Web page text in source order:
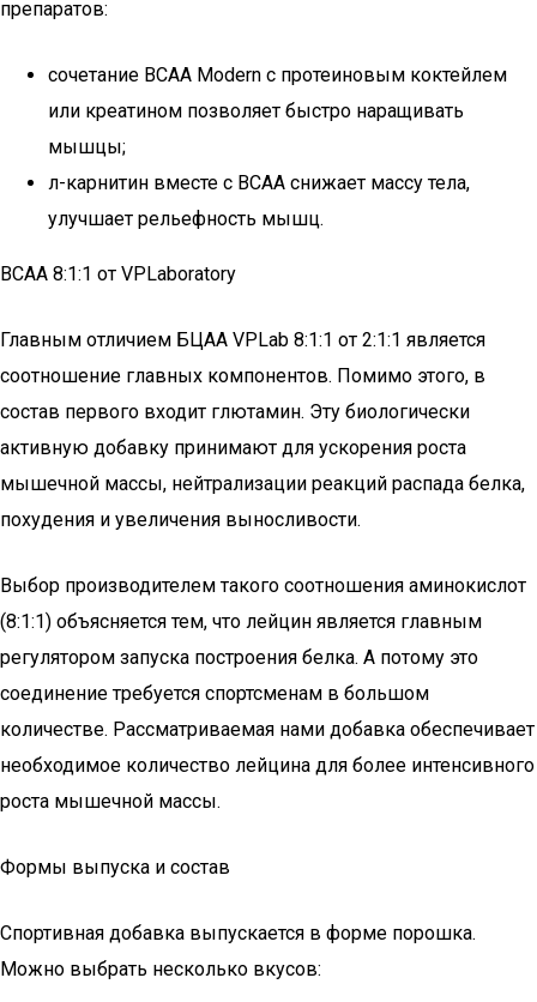
препаратов:
сочетание BCAA Мodern с протеиновым коктейлем
или креатином позволяет быстро наращивать
мышцы;
л-карнитин вместе с BCAA снижает массу тела,
улучшает рельефность мышц.
BCAA 8:1:1 от VPLaboratory
Главным отличием БЦАА VPLab 8:1:1 от 2:1:1 является
соотношение главных компонентов. Помимо этого, в
состав первого входит глютамин. Эту биологически
активную добавку принимают для ускорения роста
мышечной массы, нейтрализации реакций распада белка,
похудения и увеличения выносливости.
Выбор производителем такого соотношения аминокислот
(8:1:1) объясняется тем, что лейцин является главным
регулятором запуска построения белка. А потому это
соединение требуется спортсменам в большом
количестве. Рассматриваемая нами добавка обеспечивает
необходимое количество лейцина для более интенсивного
роста мышечной массы.
Формы выпуска и состав
Спортивная добавка выпускается в форме порошка.
Можно выбрать несколько вкусов: